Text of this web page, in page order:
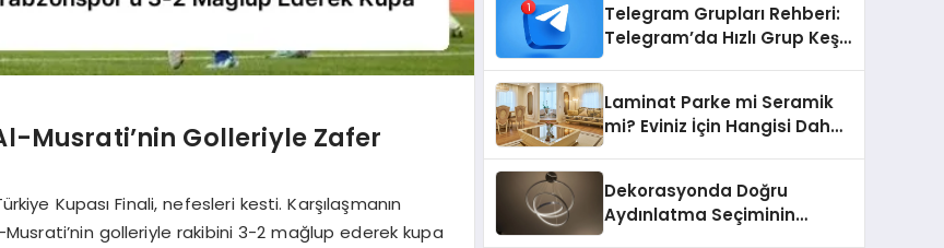
Musrati’nin Golleriyle Zafer
Kupası Finali, nefesleri kesti. Karşılaşmanın
golleriyle rakibini 3-2 mağlup ederek kupa
Telegram Grupları Rehberi:
Telegram’da Hızlı Grup Keşfi
Laminat Parke mi Seramik
mi? Eviniz İçin Hangisi Daha
Dekorasyonda Doğru
Aydınlatma Seçiminin